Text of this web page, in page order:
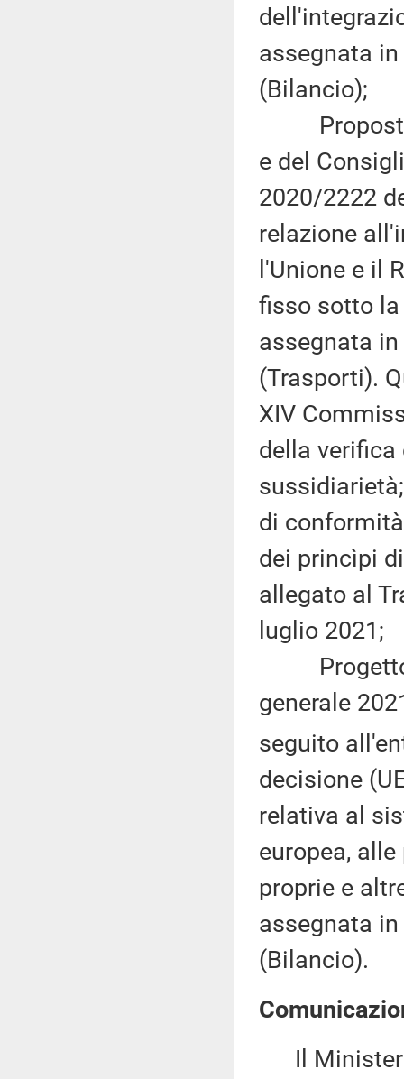
assegnata
(Bilancio);
Proposta
e del
2020/2222
relazione
l'Unione e il
fisso sotto la
assegnata
(Trasporti).
XIV
della
di
dei princìpi
allegato al
luglio 2021;
Progetto
generale
seguito
decisione
relativa al
europea,
proprie e
assegnata
(Bilancio).
Il